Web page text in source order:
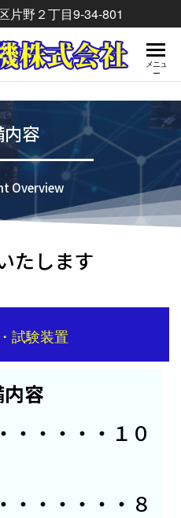
区片野２丁目9-34-801
新
興
電
機
株
式
会
新興電
機株式
会社は
各種変
リアク
トル設
計製
作、製
缶（パ
アル
板加工
い。
メニュ
ー
内容
Overview
たします
試験装置
容
・・・・・１０
・・・・・・８